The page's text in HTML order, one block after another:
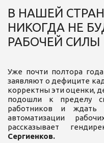
В НАШЕЙ
НИКОГДА НЕ
РАБОЧЕЙ СИЛЫ
Уже почти полтора
заявляют о дефиците
корректны эти оценки,
подошли к пределу
работников и
автоматизации
рассказывает
Сергиенков.